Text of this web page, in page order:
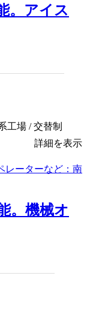
。アイス
工場 / 交替制
詳細を表示
。機械オ